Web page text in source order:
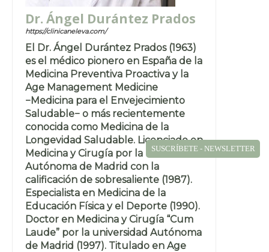
Dr. Ángel Durántez Prados
https://clinicaneleva.com/
El Dr. Ángel Durántez Prados (1963)
es el médico pionero en España de la
Medicina Preventiva Proactiva y la
Age Management Medicine
−Medicina para el Envejecimiento
Saludable− o más recientemente
conocida como Medicina de la
Longevidad Saludable. Licenciado en
Medicina y Cirugía por la Universidad
Autónoma de Madrid con la
calificación de sobresaliente (1987).
Especialista en Medicina de la
Educación Física y el Deporte (1990).
Doctor en Medicina y Cirugía “Cum
Laude” por la universidad Autónoma
de Madrid (1997). Titulado en Age
SUSCRÍBETE - NEWSLETTER